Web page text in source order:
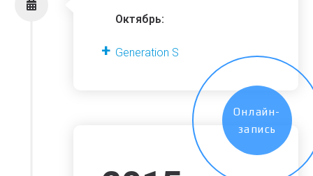
Октябрь:
Generation S
Онлайн-
запись